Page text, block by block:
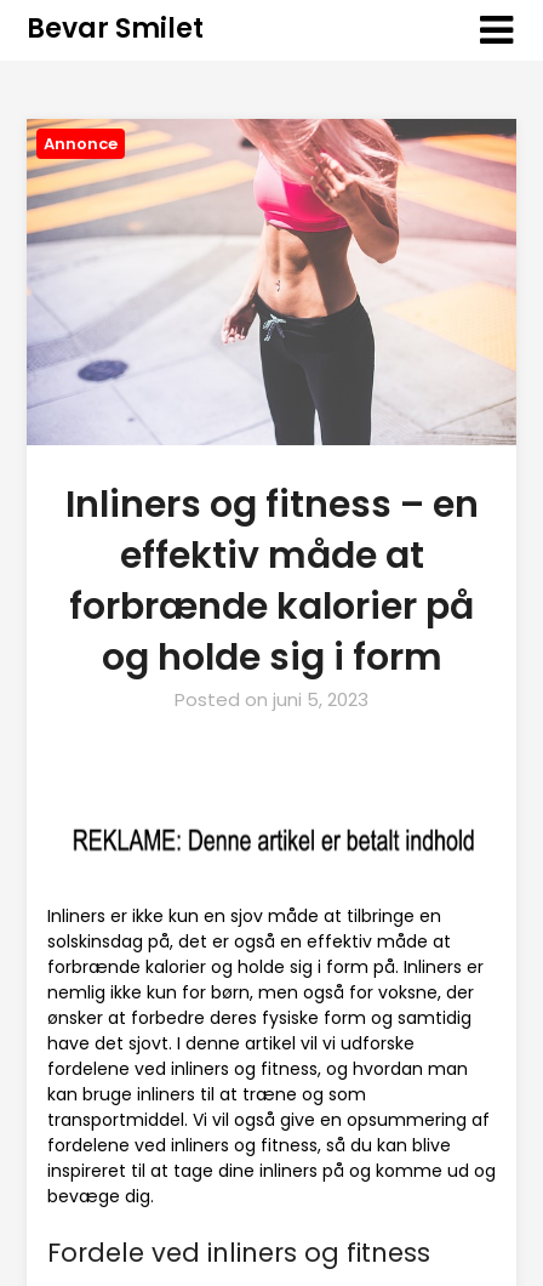
Bevar Smilet
Annonce
Inliners og fitness – en
effektiv måde at
forbrænde kalorier på
og holde sig i form
Posted on juni 5, 2023
Inliners er ikke kun en sjov måde at tilbringe en
solskinsdag på, det er også en effektiv måde at
forbrænde kalorier og holde sig i form på. Inliners er
nemlig ikke kun for børn, men også for voksne, der
ønsker at forbedre deres fysiske form og samtidig
have det sjovt. I denne artikel vil vi udforske
fordelene ved inliners og fitness, og hvordan man
kan bruge inliners til at træne og som
transportmiddel. Vi vil også give en opsummering af
fordelene ved inliners og fitness, så du kan blive
inspireret til at tage dine inliners på og komme ud og
bevæge dig.
Fordele ved inliners og fitness